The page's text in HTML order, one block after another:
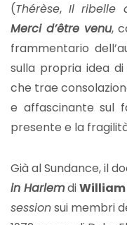
(Thérèse, Il ribelle
Merci d’être venu,
frammentario
sulla propria idea
che trae
e affascinante sul
presente e la
Già al Sundance, il
in HarlemdiWilliam
sessionsui membri